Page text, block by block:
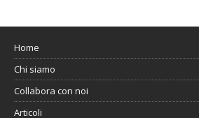
Home
Chi siamo
Collabora con noi
Articoli